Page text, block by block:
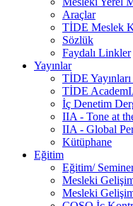
Araçlar
TİDE Meslek
Sözlük
Faydalı Linkler
Yayınlar
TİDE
TİDE
İç Denetim
IIA - Tone at
IIA - Global
Kütüphane
Eğitim
Eğitim/
Mesleki
Mesleki